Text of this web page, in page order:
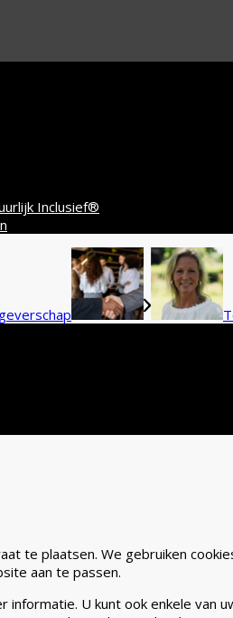
Inclusief®
te plaatsen. We gebruiken
aan te passen.
informatie. U kunt ook enkele